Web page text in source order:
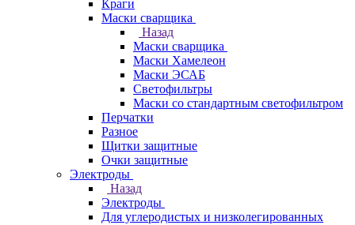
Краги
Маски сварщика
Назад
Маски сварщика
Маски Хамелеон
Маски ЭСАБ
Светофильтры
Маски со стандартным светофильтром
Перчатки
Разное
Щитки защитные
Очки защитные
Электроды
Назад
Электроды
Для углеродистых и низколегированных